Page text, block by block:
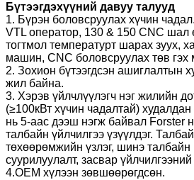
Бүтээгдэхүүний давуу талууд
1. Бүрэн боловсруулах хүчин
VTL оператор, 130 & 150 CNC
тогтмол температурт шарах зуух,
машин, CNC боловсруулах төв гэх
2. Зохион бүтээгдсэн ашиглалтын
жил байна.
3. Хэрэв үйлчлүүлэгч нэг жилийн
(≥100кВт хүчин чадалтай)
нь 5-аас дээш нэгж байвал Forster
талбайн үйлчилгээ үзүүлдэг.
төхөөрөмжийн үзлэг, шинэ талбайн
суурилуулалт, засвар
4.OEM хүлээн зөвшөөрөгдсөн.